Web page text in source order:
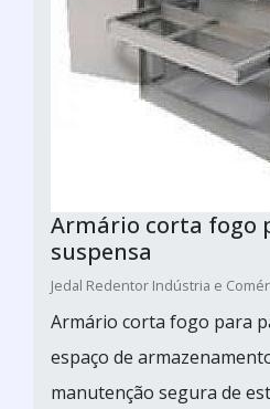
Armário corta fogo
suspensa
Jedal Redentor Indústria e
Armário corta fogo para
espaço de
manutenção segura de